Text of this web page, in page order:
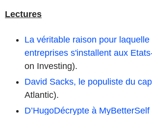
Lectures
La véritable raison pour
entreprises s'installent aux
on Investing).
David Sacks, le populiste du
Atlantic).
D’HugoDécrypte à